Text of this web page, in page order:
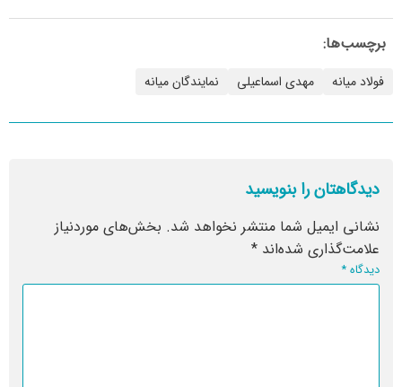
برچسب‌ها:
فولاد میانه مهدی اسماعیلی نمایندگان میانه
دیدگاهتان را بنویسید
نشانی ایمیل شما منتشر نخواهد شد. بخش‌های موردنیاز
علامت‌گذاری شده‌اند *
دیدگاه*